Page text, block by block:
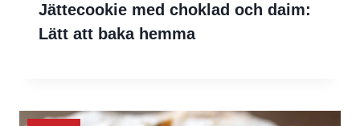
Jättecookie med choklad och daim:
Lätt att baka hemma